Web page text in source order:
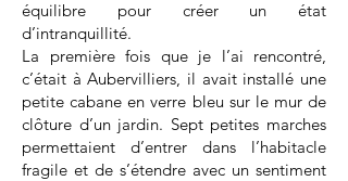
équilibre pour créer un état
d’intranquillité.
La première fois que je l’ai rencontré,
c’était à Aubervilliers, il avait installé une
petite cabane en verre bleu sur le mur de
clôture d’un jardin. Sept petites marches
permettaient d’entrer dans l’habitacle
fragile et de s’étendre avec un sentiment